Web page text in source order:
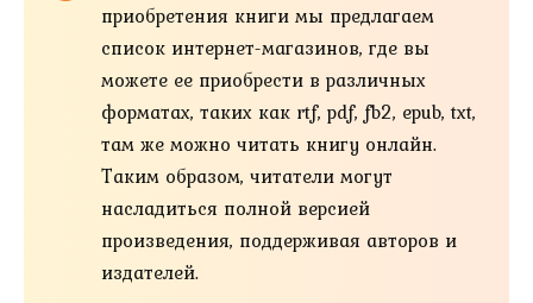
приобретения книги мы предлагаем
список интернет-магазинов, где вы
можете ее приобрести в различных
форматах, таких как rtf, pdf, fb2, epub, txt,
там же можно читать книгу онлайн.
Таким образом, читатели могут
насладиться полной версией
произведения, поддерживая авторов и
издателей.